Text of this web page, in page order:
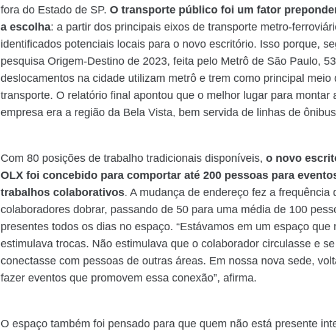
fora do Estado de SP. O transporte público foi um fator
a escolha: a partir dos principais eixos de transporte metro-
identificados potenciais locais para o novo escritório. Isso porque,
pesquisa Origem-Destino de 2023, feita pelo Metrô de São Paulo,
deslocamentos na cidade utilizam metrô e trem como principal meio
transporte. O relatório final apontou que o melhor lugar para montar
empresa era a região da Bela Vista, bem servida de linhas de
Com 80 posições de trabalho tradicionais disponíveis, o novo
OLX foi concebido para comportar até 200 pessoas para
trabalhos colaborativos. A mudança de endereço fez a frequência
colaboradores dobrar, passando de 50 para uma média de 100
presentes todos os dias no espaço. “Estávamos em um espaço que
estimulava trocas. Não estimulava que o colaborador circulasse e se
conectasse com pessoas de outras áreas. Em nossa nova sede,
fazer eventos que promovem essa conexão”, afirma.
O espaço também foi pensado para que quem não está presente